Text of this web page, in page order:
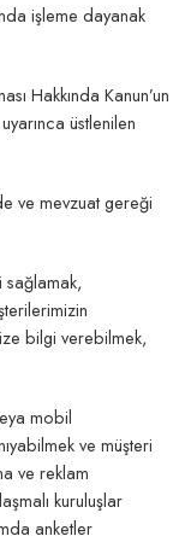
işleme dayanak
Hakkında Kanun’un
üstlenilen
ve mevzuat gereği
sağlamak,
bilgi verebilmek,
mobil
ve müşteri
ve reklam
kuruluşlar
anketler